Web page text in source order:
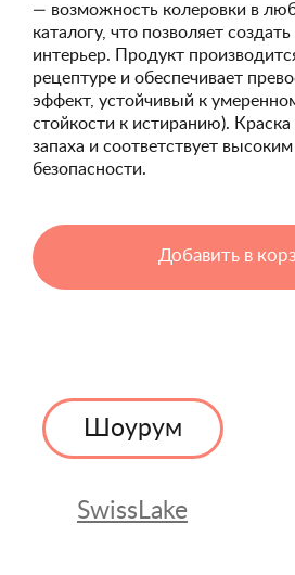
— возможность колеровки в
каталогу, что позволяет
интерьер. Продукт
рецептуре и обеспечивает
эффект, устойчивый к
стойкости к истиранию). Краска
запаха и соответствует
безопасности.
Добавить в
Шоурум
SwissLake